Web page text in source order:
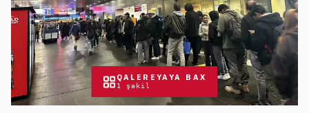
QALEREYAYA BAX
1 şəkil